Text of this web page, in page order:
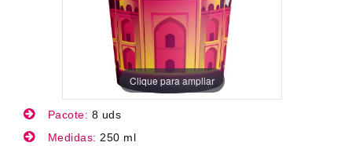
Clique para ampliar
Pacote: 8 uds
Medidas: 250 ml